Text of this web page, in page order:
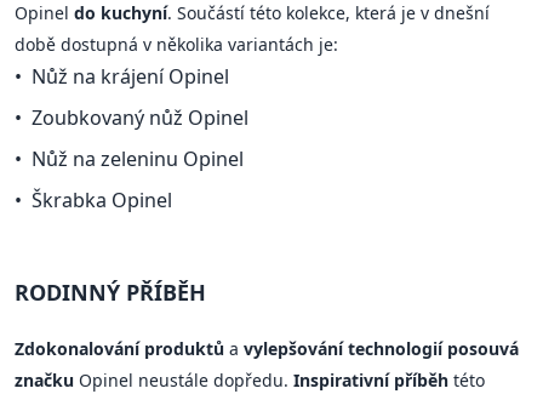
Opinel do kuchyní. Součástí této kolekce, která je v dnešní
době dostupná v několika variantách je:
Nůž na krájení Opinel
Zoubkovaný nůž Opinel
Nůž na zeleninu Opinel
Škrabka Opinel
RODINNÝ PŘÍBĚH
Zdokonalování produktů a vylepšování technologií posouvá
značku Opinel neustále dopředu. Inspirativní příběh této